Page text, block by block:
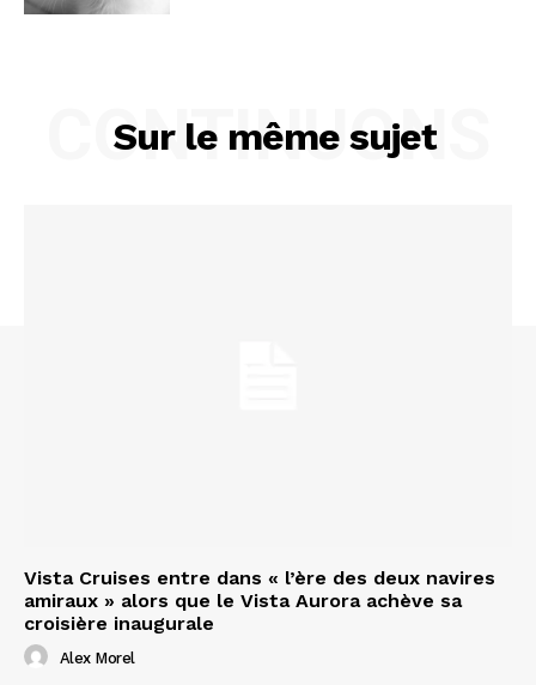
Sur le même sujet
CONTINUONS
Vista Cruises entre dans « l’ère des deux navires
amiraux » alors que le Vista Aurora achève sa
croisière inaugurale
Alex Morel